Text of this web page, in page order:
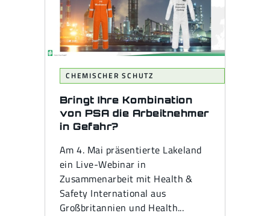
CHEMISCHER SCHUTZ
Bringt Ihre Kombination
von PSA die Arbeitnehmer
in Gefahr?
Am 4. Mai präsentierte Lakeland
ein Live-Webinar in
Zusammenarbeit mit Health &
Safety International aus
Großbritannien und Health...